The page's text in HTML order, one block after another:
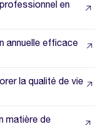
en
annuelle efficace
la qualité de vie
matière de